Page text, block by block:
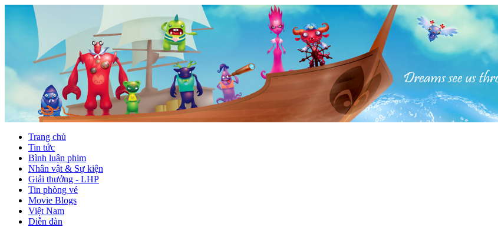
Trang chủ
Tin tức
Bình luận phim
Nhân vật & Sự kiện
Giải thưởng - LHP
Tin phòng vé
Movie Blogs
Việt Nam
Diễn đàn